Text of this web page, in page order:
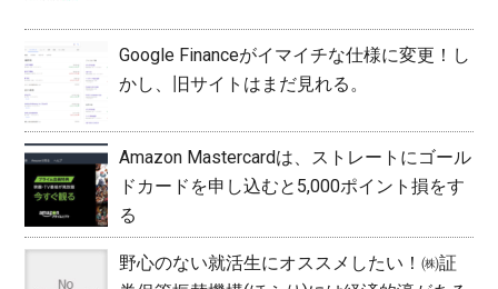
Google Financeがイマイチな仕様に変更！し
かし、旧サイトはまだ見れる。
Amazon Mastercardは、ストレートにゴール
ドカードを申し込むと5,000ポイント損をす
る
野心のない就活生にオススメしたい！㈱証